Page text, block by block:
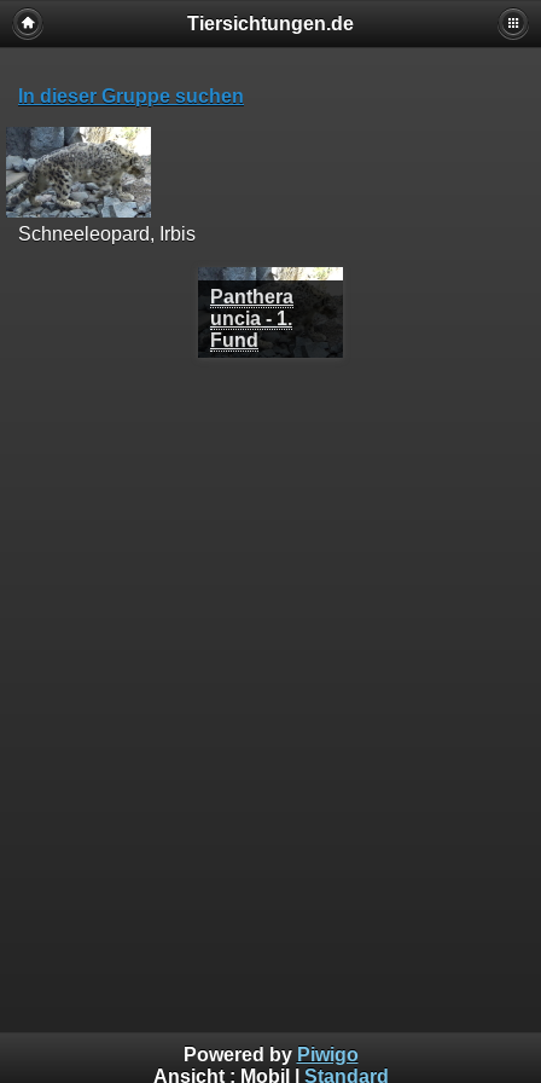
Tiersichtungen.de
In dieser Gruppe suchen
Schneeleopard, Irbis
Panthera
uncia - 1.
Fund
Powered by Piwigo
Ansicht : Mobil Standard